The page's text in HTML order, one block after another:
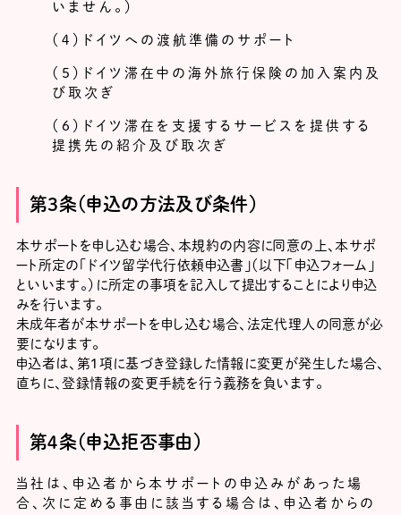
いません。）
（４）ドイツへの渡航準備のサポート
（５）ドイツ滞在中の海外旅行保険の加入案内及
び取次ぎ
（６）ドイツ滞在を支援するサービスを提供する
提携先の紹介及び取次ぎ
第３条（申込の方法及び条件）
本サポートを申し込む場合、本規約の内容に同意の上、本サポ
ート所定の｢ドイツ留学代行依頼申込書｣（以下「申込フォーム」
といいます。）に所定の事項を記入して提出することにより申込
みを行います。
未成年者が本サポートを申し込む場合、法定代理人の同意が必
要になります。
申込者は、第1項に基づき登録した情報に変更が発生した場合、
直ちに、登録情報の変更手続を行う義務を負います。
第４条（申込拒否事由）
当社は、申込者から本サポートの申込みがあった場
合、次に定める事由に該当する場合は、申込者からの